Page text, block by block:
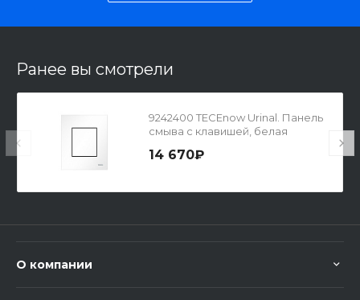
Ранее вы смотрели
9242400 TECEnow Urinal. Панель
смыва с клавишей, белая
14 670₽
О компании